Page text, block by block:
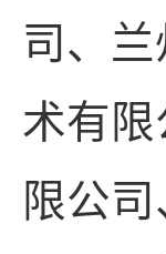
司、
术有
限公